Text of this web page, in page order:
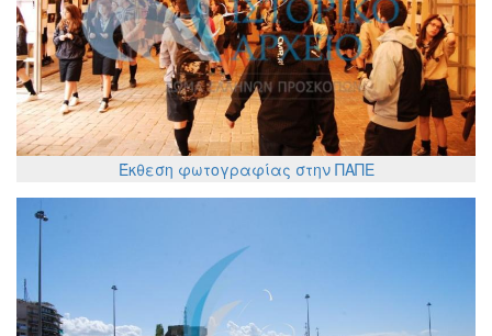
Έκθεση φωτογραφίας στην ΠΑΠΕ